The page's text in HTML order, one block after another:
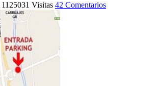
1125031 Visitas 42 Comentarios